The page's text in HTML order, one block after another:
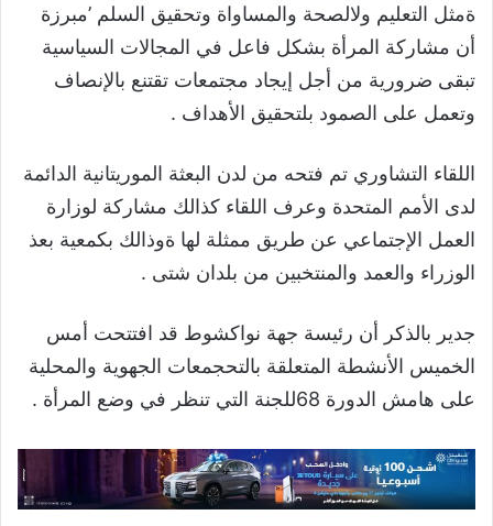
ةمثل التعليم ولالصحة والمساواة وتحقيق السلم ’مبرزة
أن مشاركة المرأة بشكل فاعل في المجالات السياسية
تبقى ضرورية من أجل إيجاد مجتمعات تقتنع بالإنصاف
وتعمل على الصمود بلتحقيق الأهداف .
اللقاء التشاوري تم فتحه من لدن البعثة الموريتانية الدائمة
لدى الأمم المتحدة وعرف اللقاء كذالك مشاركة لوزارة
العمل الإجتماعي عن طريق ممثلة لها ةوذالك بكمعية بعذ
الوزراء والعمد والمنتخبين من بلدان شتى .
جدير بالذكر أن رئيسة جهة نواكشوط قد افتتحت أمس
الخميس الأنشطة المتعلقة بالتحجمعات الجهوية والمحلية
على هامش الدورة 68للجنة التي تنظر في وضع المرأة .